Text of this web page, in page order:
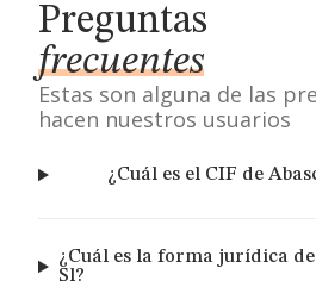
Preguntas
frecuentes
Estas son alguna de las
hacen nuestros usuarios
¿Cuál es el CIF de
¿Cuál es la forma jurídica
Sl?